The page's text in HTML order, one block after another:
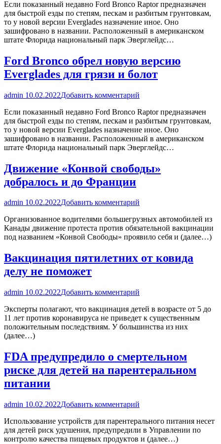
Если показанный недавно Ford Bronco Raptor предназначен
для быстрой езды по степям, пескам и разбитым грунтовкам,
то у новой версии Everglades назначение иное. Оно
зашифровано в названии. Расположенный в американском
штате Флорида национальный парк Эверглейдс…
Ford Bronco обрел новую версию
Everglades для грязи и болот
admin 10.02.2022Добавить комментарий
Если показанный недавно Ford Bronco Raptor предназначен
для быстрой езды по степям, пескам и разбитым грунтовкам,
то у новой версии Everglades назначение иное. Оно
зашифровано в названии. Расположенный в американском
штате Флорида национальный парк Эверглейдс…
Движение «Конвой свободы»
добралось и до Франции
admin 10.02.2022Добавить комментарий
Организованное водителями большегрузных автомобилей из
Канады движение протеста против обязательной вакцинации
под названием «Конвой Свободы» проявило себя и (далее…)
Вакцинация пятилетних от ковида
делу не поможет
admin 10.02.2022Добавить комментарий
Эксперты полагают, что вакцинация детей в возрасте от 5 до
11 лет против коронавируса не приведет к существенным
положительным последствиям. У большинства из них
(далее…)
FDA предупредило о смертельном
риске для детей на парентеральном
питании
admin 10.02.2022Добавить комментарий
Использование устройств для парентерального питания несет
для детей риск удушения, предупредили в Управлении по
контролю качества пищевых продуктов и (далее…)